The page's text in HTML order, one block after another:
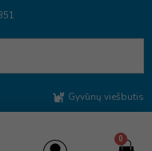
Gyvūnų viešbutis
0